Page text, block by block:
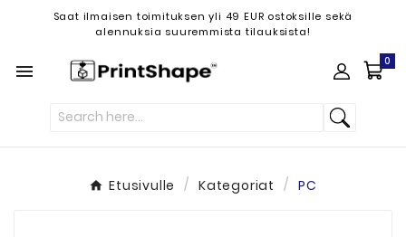
Saat ilmaisen toimituksen yli 49 EUR ostoksille sekä
alennuksia suuremmista tilauksista!
 0
Etusivulle Kategoriat PC